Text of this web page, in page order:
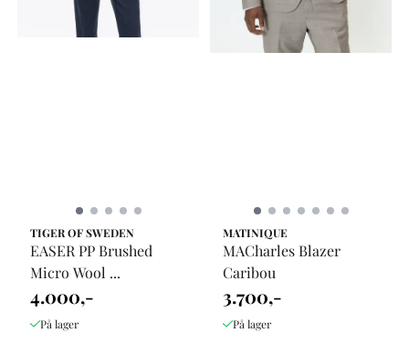
TIGER OF SWEDEN
EASER PP Brushed
Micro Wool ...
4.000,-
På lager
MATINIQUE
MACharles Blazer
Caribou
3.700,-
På lager